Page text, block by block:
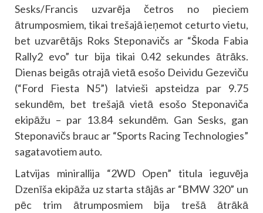
Sesks/Francis uzvarēja četros no pieciem
ātrumposmiem, tikai trešajā ieņemot ceturto vietu,
bet uzvarētājs Roks Steponavičs ar “Škoda Fabia
Rally2 evo” tur bija tikai 0.42 sekundes ātrāks.
Dienas beigās otrajā vietā esošo Deividu Gezeviču
(“Ford Fiesta N5”) latvieši apsteidza par 9.75
sekundēm, bet trešajā vietā esošo Steponaviča
ekipāžu – par 13.84 sekundēm. Gan Sesks, gan
Steponavičs brauc ar “Sports Racing Technologies”
sagatavotiem auto.
Latvijas minirallija “2WD Open” titula ieguvēja
Dzenīša ekipāža uz starta stājās ar “BMW 320” un
pēc trim ātrumposmiem bija trešā ātrākā